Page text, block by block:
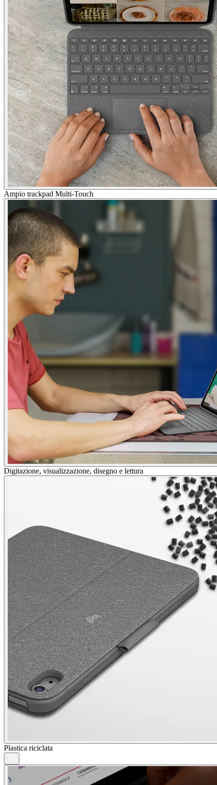
Ampio trackpad Multi-Touch
Digitazione, visualizzazione, disegno e lettura
Plastica riciclata